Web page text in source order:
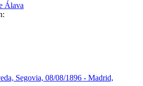
Álava
Segovia, 08/08/1896 - Madrid,